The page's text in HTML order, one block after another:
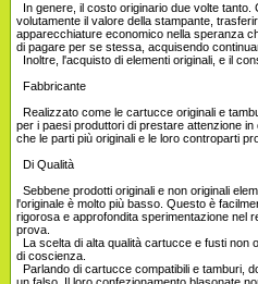
In genere, il costo originario due volte
volutamente il valore della stampante,
apparecchiature economico nella speranza
di pagare per se stessa, acquisendo
Inoltre, l'acquisto di elementi originali, e il
Fabbricante
Realizzato come le cartucce originali e
per i paesi produttori di prestare attenzione
che le parti più originali e le loro controparti
Di Qualità
Sebbene prodotti originali e non originali
l'originale è molto più basso. Questo è
rigorosa e approfondita sperimentazione nel
prova.
La scelta di alta qualità cartucce e fusti non
di coscienza.
Parlando di cartucce compatibili e tamburi,